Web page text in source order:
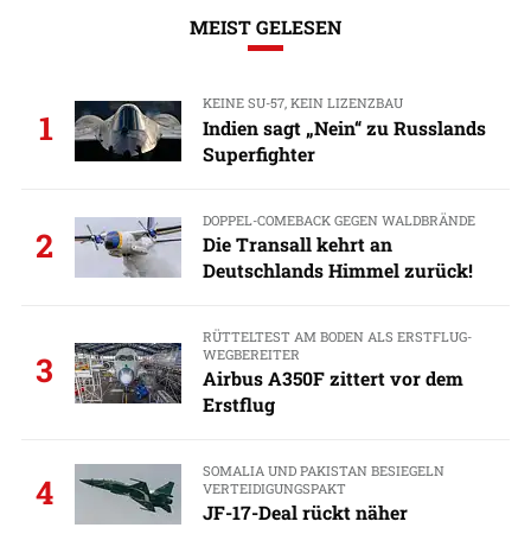
MEIST GELESEN
1
KEINE SU-57, KEIN LIZENZBAU
Indien sagt „Nein“ zu Russlands
Superfighter
2
DOPPEL-COMEBACK GEGEN WALDBRÄNDE
Die Transall kehrt an
Deutschlands Himmel zurück!
3
RÜTTELTEST AM BODEN ALS ERSTFLUG-
WEGBEREITER
Airbus A350F zittert vor dem
Erstflug
4
SOMALIA UND PAKISTAN BESIEGELN
VERTEIDIGUNGSPAKT
JF-17-Deal rückt näher